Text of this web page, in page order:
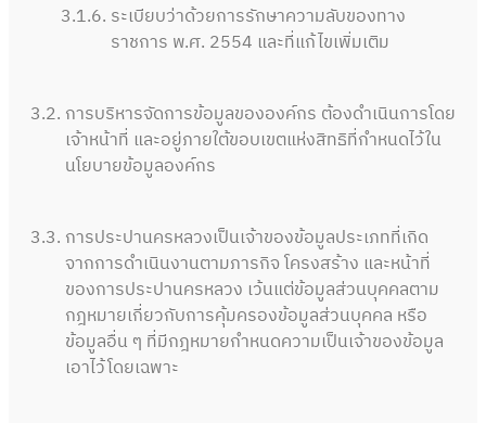
3.1.6. ระเบียบว่าด้วยการรักษาความลับของทาง
ราชการ พ.ศ. 2554 และที่แก้ไขเพิ่มเติม
3.2. การบริหารจัดการข้อมูลขององค์กร ต้องดำเนินการโดย
เจ้าหน้าที่ และอยู่ภายใต้ขอบเขตแห่งสิทธิที่กำหนดไว้ใน
นโยบายข้อมูลองค์กร
3.3. การประปานครหลวงเป็นเจ้าของข้อมูลประเภทที่เกิด
จากการดำเนินงานตามภารกิจ โครงสร้าง และหน้าที่
ของการประปานครหลวง เว้นแต่ข้อมูลส่วนบุคคลตาม
กฎหมายเกี่ยวกับการคุ้มครองข้อมูลส่วนบุคคล หรือ
ข้อมูลอื่น ๆ ที่มีกฎหมายกำหนดความเป็นเจ้าของข้อมูล
เอาไว้โดยเฉพาะ